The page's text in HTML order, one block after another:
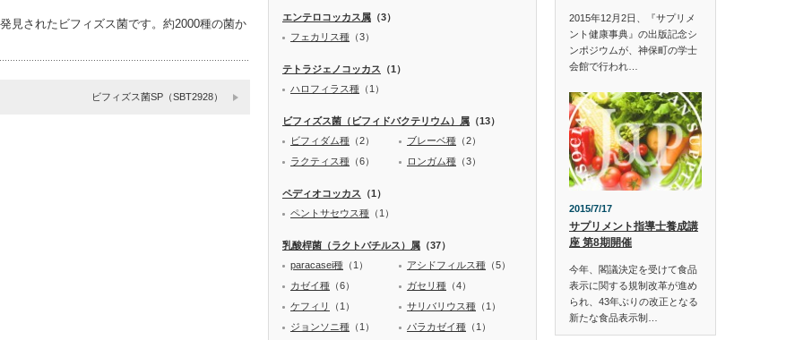
見されたビフィズス菌です。約2000種の菌か
ビフィズス菌SP（SBT2928）
エンテロコッカス属 （3）
フェカリス種 （3）
テトラジェノコッカス （1）
ハロフィラス種 （1）
ビフィズス菌（ビフィドバクテリウム）属 （13）
ビフィダム種 （2） ブレーベ種 （2）
ラクティス種 （6） ロンガム種 （3）
ペディオコッカス （1）
ペントサセウス種 （1）
乳酸桿菌（ラクトバチルス）属 （37）
paracasei種 （1） アシドフィルス種 （5）
カゼイ種 （6） ガセリ種 （4）
ケフィリ
（1） サリバリウス種 （1）
ジョンソニ種 （1） パラカゼイ種 （1）
2015年12月2日、『サプリメ
ント健康事典』の出版記念シ
ンポジウムが、神保町の学士
会館で行われ…
2015/7/17
サプリメント指導士養成講
座 第8期開催
今年、閣議決定を受けて食品
表示に関する規制改革が進め
られ、43年ぶりの改正となる
新たな食品表示制…